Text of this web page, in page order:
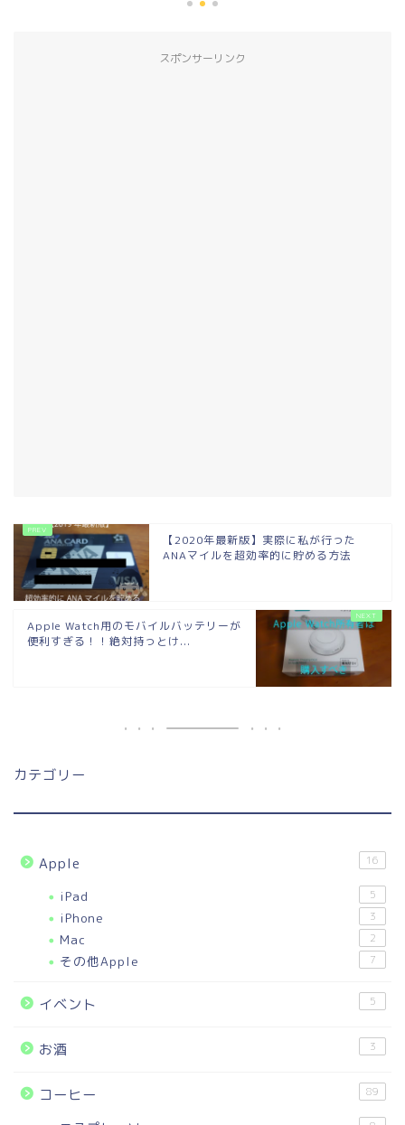
スポンサーリンク
【2020年最新版】実際に私が行った
ANAマイルを超効率的に貯める方法
Apple Watch用のモバイルバッテリーが
便利すぎる！！絶対持っとけ...
カテゴリー
Apple 16
iPad 5
iPhone 3
Mac 2
その他Apple 7
イベント 5
お酒 3
コーヒー 89